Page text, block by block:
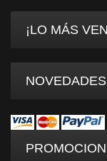
¡LO MÁS
NOVEDADES